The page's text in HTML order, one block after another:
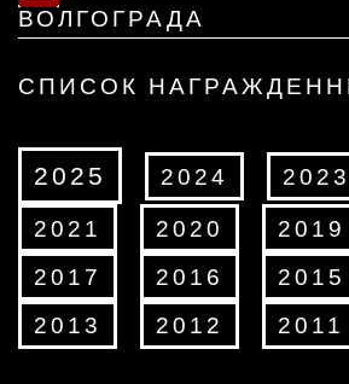
ВОЛГОГРАДА
СПИСОК
2025 2024 2023
2021 2020 2019
2017
2016 2015
2013
2012 2011